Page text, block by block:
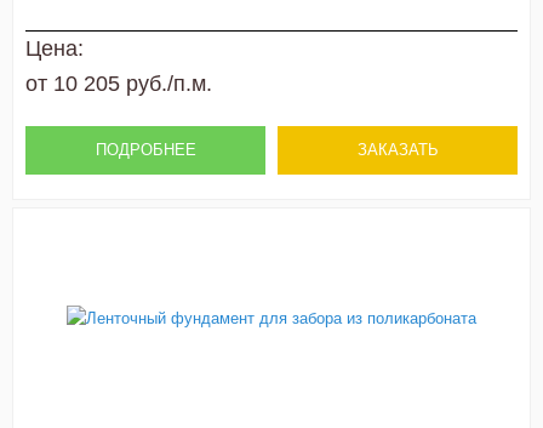
Цена:
от 10 205 руб./п.м.
ПОДРОБНЕЕ ЗАКАЗАТЬ